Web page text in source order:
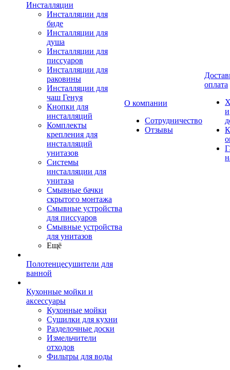
Инсталляции
Инсталляции для
биде
Инсталляции для
душа
Инсталляции для
писсуаров
Инсталляции для
раковины
Инсталляции для
чаш Генуя
Кнопки для
инсталляций
Комплекты
крепления для
инсталляций
унитазов
Системы
инсталляции для
унитаза
Смывные бачки
скрытого монтажа
Смывные устройства
для писсуаров
Смывные устройства
для унитазов
Ещё
Полотенцесушители для
ванной
Кухонные мойки и
аксессуары
Кухонные мойки
Сушилки для кухни
Разделочные доски
Измельчители
отходов
Фильтры для воды
О компании
Сотрудничество
Отзывы
оплата
и